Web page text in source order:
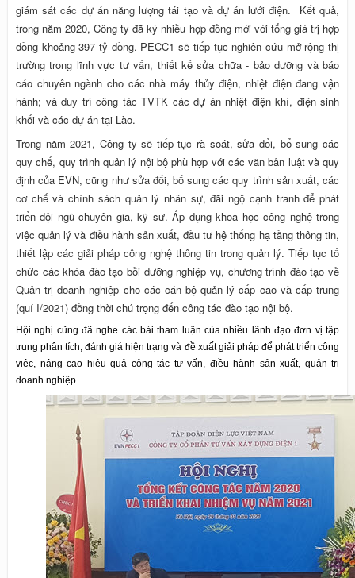
giám sát các dự án năng lượng tái tạo và dự án lưới điện. Kết quả,
trong năm 2020, Công ty đã ký nhiều hợp đồng mới với tổng giá trị hợp
đồng khoảng 397 tỷ đồng. PECC1 sẽ tiếp tục nghiên cứu mở rộng thị
trường trong lĩnh vực tư vấn, thiết kế sửa chữa - bảo dưỡng và báo
cáo chuyên ngành cho các nhà máy thủy điện, nhiệt điện đang vận
hành; và duy trì công tác TVTK các dự án nhiệt điện khí, điện sinh
khối và các dự án tại Lào.
Trong năm 2021, Công ty sẽ tiếp tục rà soát, sửa đổi, bổ sung các
quy chế, quy trình quản lý nội bộ phù hợp với các văn bản luật và quy
định của EVN, cũng như sửa đổi, bổ sung các quy trình sản xuất, các
cơ chế và chính sách quản lý nhân sự, đãi ngộ cạnh tranh để phát
triển đội ngũ chuyên gia, kỹ sư. Áp dụng khoa học công nghệ trong
việc quản lý và điều hành sản xuất, đầu tư hệ thống hạ tầng thông tin,
thiết lập các giải pháp công nghệ thông tin trong quản lý. Tiếp tục tổ
chức các khóa đào tạo bồi dưỡng nghiệp vụ, chương trình đào tạo về
Quản trị doanh nghiệp cho các cán bộ quản lý cấp cao và cấp trung
(quí I/2021) đồng thời chú trọng đến công tác đào tạo nội bộ.
Hội nghị cũng đã nghe các bài tham luận của nhiều lãnh đạo đơn vị tập
trung phân tích, đánh giá hiện trạng và đề xuấtgiải pháp để phát triển công
việc, nâng cao hiệu quả công tác tưvấn, điều hành sản xuất, quản trị
doanh nghiệp.